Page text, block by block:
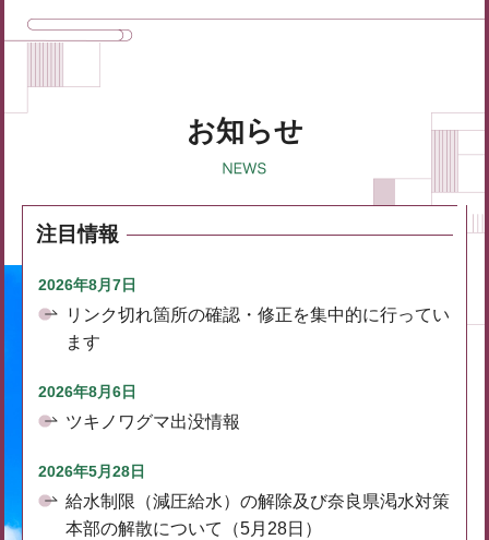
お知らせ
注目情報
2026年8月7日
リンク切れ箇所の確認・修正を集中的に行ってい
ます
2026年8月6日
ツキノワグマ出没情報
2026年5月28日
給水制限（減圧給水）の解除及び奈良県渇水対策
本部の解散について（5月28日）